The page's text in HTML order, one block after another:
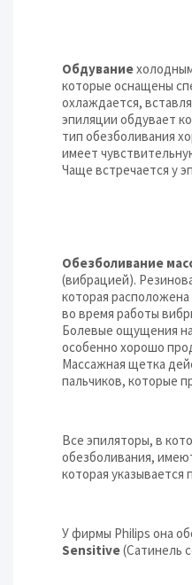
Обдувание
которые оснащены
охлаждается,
эпиляции обдувает
тип обезболивания
имеет
Чаще встречается у
Обезболивание
(вибрацией).
которая
во время работы
Болевые ощущения
особенно хорошо
Массажная щетка
пальчиков, которые
Все эпиляторы, в
обезболивания,
которая указывается
У фирмы Philips она
Sensitive(Cатинель